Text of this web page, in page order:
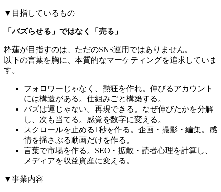
▼目指しているもの
「バズらせる」ではなく「売る」
粋蓮が目指すのは、ただのSNS運用ではありません。
以下の言葉を胸に、本質的なマーケティングを追求していま
す。
フォロワーじゃなく、熱狂を作れ。伸びるアカウント
には構造がある。仕組みごと構築する。
バズは運じゃない。再現できる。なぜ伸びたかを分解
し、次も当てる。感覚を数字に変える。
スクロールを止める1秒を作る。企画・撮影・編集。感
情を揺さぶる動画だけを作る。
言葉で市場を作る。SEO・拡散・読者心理を計算し、
メディアを収益資産に変える。
▼事業内容